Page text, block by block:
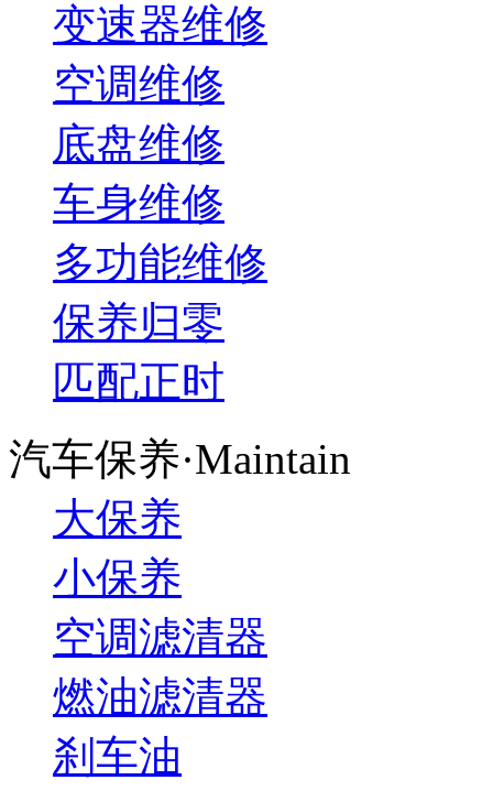
变速器维修
空调维修
底盘维修
车身维修
多功能维修
保养归零
匹配正时
汽车保养·Maintain
大保养
小保养
空调滤清器
燃油滤清器
刹车油